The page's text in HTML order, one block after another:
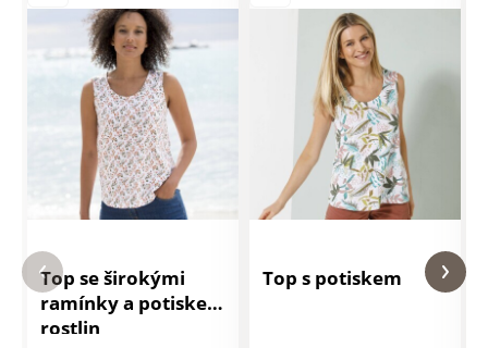
Top se širokými
ramínky a potiskem
rostlin
Top s potiskem